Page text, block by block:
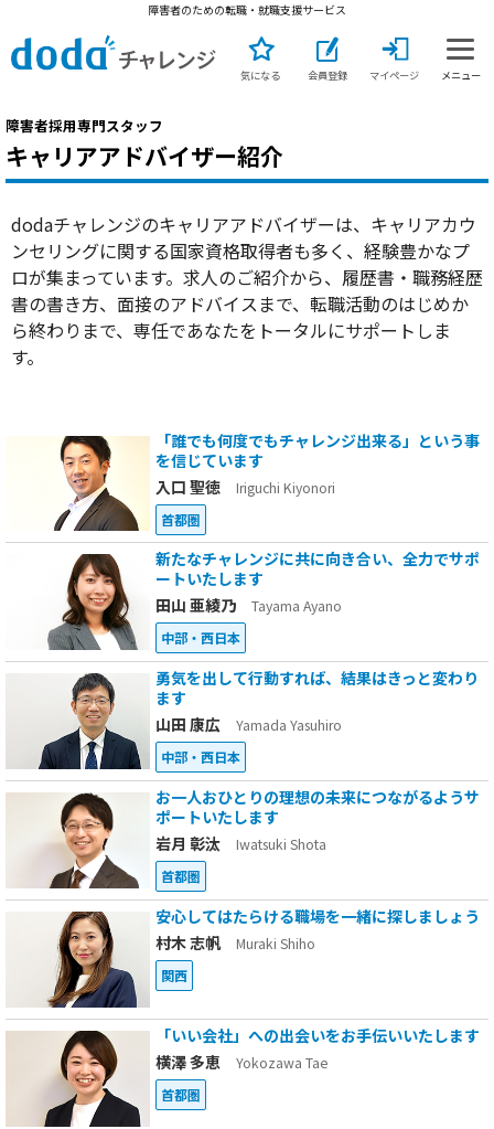
障害者のための転職・就職支援サービス
気になる 会員登録 マイページ メニュー
障害者採用専門スタッフ
キャリアアドバイザー紹介
dodaチャレンジのキャリアアドバイザーは、キャリアカウ
ンセリングに関する国家資格取得者も多く、経験豊かなプ
ロが集まっています。求人のご紹介から、履歴書・職務経歴
書の書き方、面接のアドバイスまで、転職活動のはじめか
ら終わりまで、専任であなたをトータルにサポートしま
す。
「誰でも何度でもチャレンジ出来る」という事
を信じています
入口 聖徳 Iriguchi Kiyonori
首都圏
新たなチャレンジに共に向き合い、全力でサポ
ートいたします
田山 亜綾乃Tayama Ayano
中部・西日本
勇気を出して行動すれば、結果はきっと変わり
ます
山田 康広Yamada Yasuhiro
中部・西日本
お一人おひとりの理想の未来につながるようサ
ポートいたします
岩月 彰汰 Iwatsuki Shota
首都圏
安心してはたらける職場を一緒に探しましょう
村木 志帆 Muraki Shiho
関西
「いい会社」への出会いをお手伝いいたします
横澤 多恵Yokozawa Tae
首都圏